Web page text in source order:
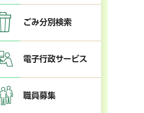
ごみ分別検索
電子行政サービス
職員募集